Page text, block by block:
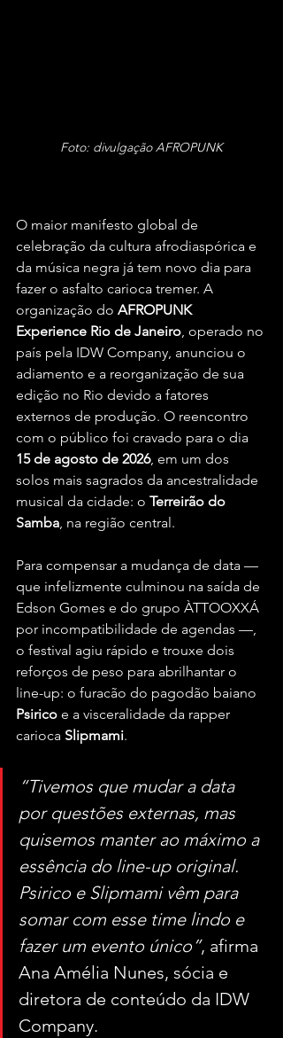
Foto: divulgação AFROPUNK
O maior manifesto global de
celebração da cultura afrodiaspórica e
da música negra já tem novo dia para
fazer o asfalto carioca tremer. A
organização do AFROPUNK
Experience Rio de Janeiro, operado no
país pela IDW Company, anunciou o
adiamento e a reorganização de sua
edição no Rio devido a fatores
externos de produção. O reencontro
com o público foi cravado para o dia
15 de agosto de 2026, em um dos
solos mais sagrados da ancestralidade
musical da cidade: o Terreirão do
Samba, na região central.
Para compensar a mudança de data —
que infelizmente culminou na saída de
Edson Gomes e do grupo ÀTTOOXXÁ
por incompatibilidade de agendas —,
o festival agiu rápido e trouxe dois
reforços de peso para abrilhantar o
line-up: o furacão do pagodão baiano
Psirico e a visceralidade da rapper
carioca Slipmami.
“Tivemos que mudar a data
por questões externas, mas
quisemos manter ao máximo a
essência do line-up original.
Psirico e Slipmami vêm para
somar com esse time lindo e
fazer um evento único”, afirma
Ana Amélia Nunes, sócia e
diretora de conteúdo da IDW
Company.